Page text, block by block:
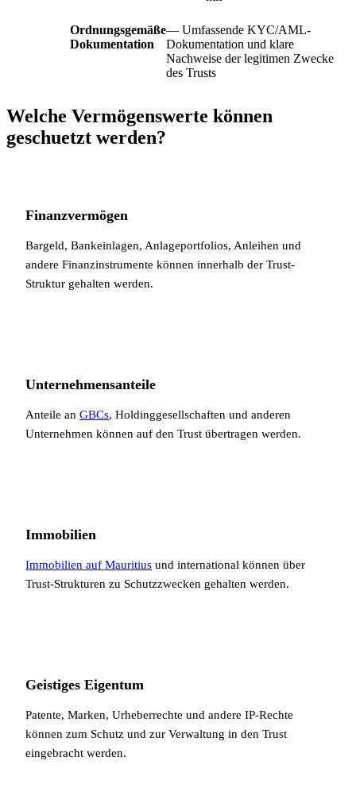
Ordnungsgemäße
Dokumentation
— Umfassende KYC/AML-
Dokumentation und klare
Nachweise der legitimen Zwecke
des Trusts
Welche Vermögenswerte können
geschuetzt werden?
Finanzvermögen
Bargeld, Bankeinlagen, Anlageportfolios, Anleihen und
andere Finanzinstrumente können innerhalb der Trust-
Struktur gehalten werden.
Unternehmensanteile
Anteile an GBCs, Holdinggesellschaften und anderen
Unternehmen können auf den Trust übertragen werden.
Immobilien
Immobilien auf Mauritius und international können über
Trust-Strukturen zu Schutzzwecken gehalten werden.
Geistiges Eigentum
Patente, Marken, Urheberrechte und andere IP-Rechte
können zum Schutz und zur Verwaltung in den Trust
eingebracht werden.